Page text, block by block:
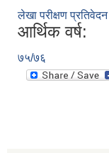
लेखा परीक्षण प्रतिवेदन
आर्थिक वर्ष:
७५/७६